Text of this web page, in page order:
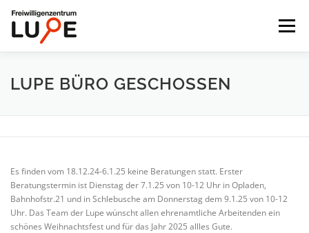
Inhalt
springen
Menü
STARTSEITE ENGAGEMENT FINDEN
AKTUELLES DIE LUPE
LUPE BÜRO GESCHOSSEN
Es finden vom 18.12.24-6.1.25 keine Beratungen statt. Erster
Beratungstermin ist Dienstag der 7.1.25 von 10-12 Uhr in Opladen,
Bahnhofstr.21 und in Schlebusche am Donnerstag dem 9.1.25 von 10-12
Uhr. Das Team der Lupe wünscht allen ehrenamtliche Arbeitenden ein
schönes Weihnachtsfest und für das Jahr 2025 allles Gute.